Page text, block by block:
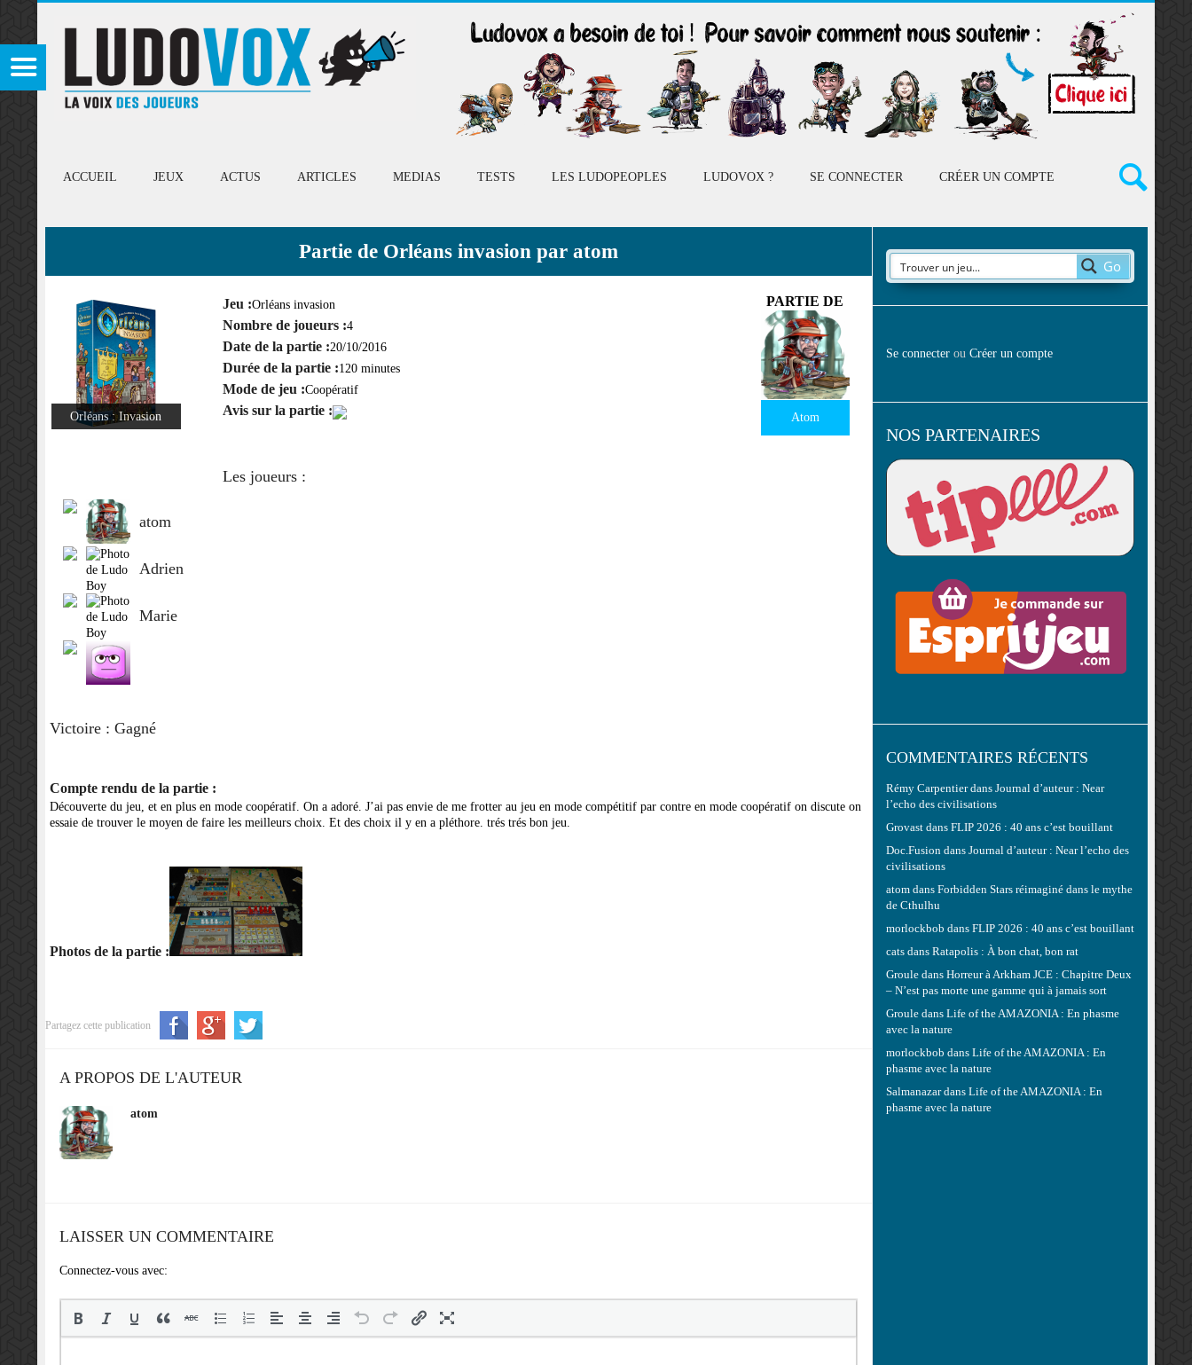
ACCUEIL JEUX ACTUS ARTICLES MEDIAS TESTS LES LUDOPEOPLES LUDOVOX ? SE CONNECTER CRÉER UN COMPTE
Partie de Orléans invasion par atom
Orléans : Invasion
PARTIE DE
Atom
Jeu :Orléans invasion
Nombre de joueurs :4
Date de la partie :20/10/2016
Durée de la partie :120 minutes
Mode de jeu :Coopératif
Avis sur la partie :
Les joueurs :
atom
Adrien
Marie
Victoire : Gagné
Compte rendu de la partie :
Découverte du jeu, et en plus en mode coopératif. On a adoré. J’ai pas envie de me frotter au jeu en mode compétitif par contre en mode coopératif on discute on
essaie de trouver le moyen de faire les meilleurs choix. Et des choix il y en a pléthore. trés trés bon jeu.
Photos de la partie :
Partagez cette publication
A PROPOS DE L'AUTEUR
atom
LAISSER UN COMMENTAIRE
Connectez-vous avec:
Go
Se connecterou Créer un compte
NOS PARTENAIRES
COMMENTAIRES RÉCENTS
Rémy Carpentierdans Journal d’auteur : Near
l’echo des civilisations
Grovastdans FLIP 2026 : 40 ans c’est bouillant
Doc.Fusiondans Journal d’auteur : Near l’echo des
civilisations
atomdans Forbidden Stars réimaginé dans le mythe
de Cthulhu
morlockbob dans FLIP 2026 : 40 ans c’est bouillant
catsdans Ratapolis : À bon chat, bon rat
Grouledans Horreur à Arkham JCE : Chapitre Deux
– N’est pas morte une gamme qui à jamais sort
Grouledans Life of the AMAZONIA : En phasme
avec la nature
morlockbob dans Life of the AMAZONIA : En
phasme avec la nature
Salmanazardans Life of the AMAZONIA : En
phasme avec la nature